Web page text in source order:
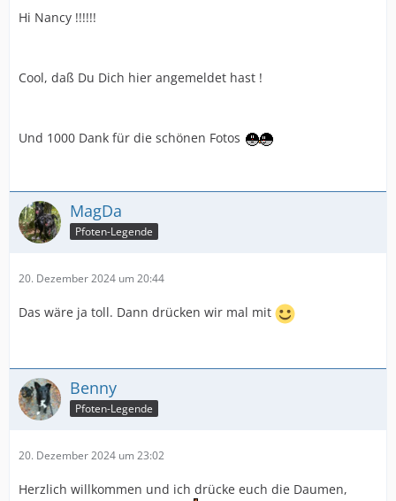
Hi Nancy !!!!!!
Cool, daß Du Dich hier angemeldet hast !
Und 1000 Dank für die schönen Fotos
MagDa
Pfoten-Legende
20. Dezember 2024 um 20:44
Das wäre ja toll. Dann drücken wir mal mit
Benny
Pfoten-Legende
20. Dezember 2024 um 23:02
Herzlich willkommen und ich drücke euch die Daumen,